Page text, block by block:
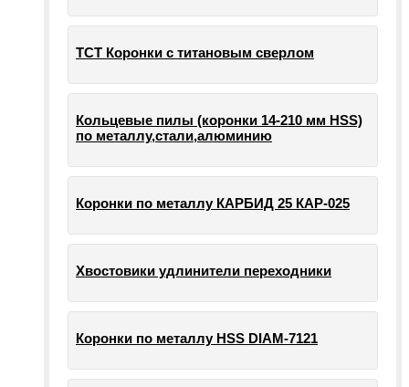
ТСТ Коронки с титановым сверлом
Кольцевые пилы (коронки 14-210 мм HSS)
по металлу,стали,алюминию
Коронки по металлу КАРБИД 25 КАР-025
Хвостовики удлинители переходники
Коронки по металлу HSS DIAM-7121